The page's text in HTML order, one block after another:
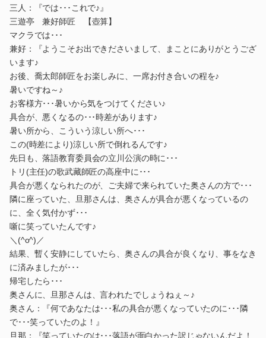
三人：『では･･･これで♪』
三遊亭 兼好師匠 【壺算】
マクラでは･･･
兼好：『ようこそお出できださいまして、まことにありがとうござ
います♪
お後、喬太郎師匠をお楽しみに、一席お付き合いの程を♪
暑いですね～♪
お客様方･･･暑いから気をつけてください♪
具合が、悪くなるの･･･時差があります♪
暑い所から、こういう涼しい所へ･･･
この(時差により)涼しい所で倒れるんです♪
先日も、落語教育委員会の立川公演の時に･･･
トリ(主任)の歌武藏師匠の高座中に･･･
具合が悪くなられたのが、ご夫婦で来られていた奥さんの方で･･･
隣に座っていた、旦那さんは、奥さんが具合が悪くなっているの
に、全く気付かず･･･
噺に笑っていたんです♪
＼(^o^)／
結果、暫く安静にしていたら、奥さんの具合が良くなり、事をなき
に済みましたが･･･
帰宅したら･･･
奥さんに、旦那さんは、言われたでしょうねぇ～♪
奥さん：『何であなたは･･･私の具合が悪くなっていたのに･･･隣
で･･･笑っていたのよ！』
旦那：『笑っていたのは･･･落語が面白かった訳じゃないんだよ！